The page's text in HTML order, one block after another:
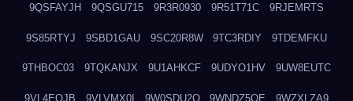
9QSFAYJH 9QSGU715 9R3R0930 9R51T71C 9RJEMRTS
9S85RTYJ 9SBD1GAU 9SC20R8W 9TC3RDIY 9TDEMFKU
9THBOC03 9TQKANJX 9U1AHKCF 9UDYO1HV 9UW8EUTC
9VL4EOJB 9VLVMX0I 9W0SDU2O 9WNDZ5OE 9WZXLZA9